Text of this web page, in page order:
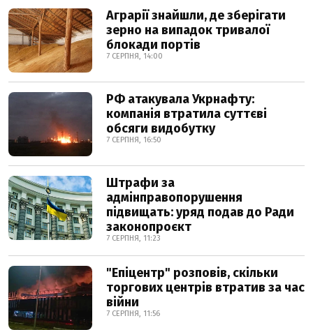
Аграрії знайшли, де зберігати
зерно на випадок тривалої
блокади портів
7 СЕРПНЯ, 14:00
РФ атакувала Укрнафту:
компанія втратила суттєві
обсяги видобутку
7 СЕРПНЯ, 16:50
Штрафи за
адмінправопорушення
підвищать: уряд подав до Ради
законопроєкт
7 СЕРПНЯ, 11:23
"Епіцентр" розповів, скільки
торгових центрів втратив за час
війни
7 СЕРПНЯ, 11:56